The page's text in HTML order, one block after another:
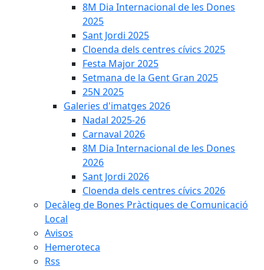
8M Dia Internacional de les Dones
2025
Sant Jordi 2025
Cloenda dels centres cívics 2025
Festa Major 2025
Setmana de la Gent Gran 2025
25N 2025
Galeries d'imatges 2026
Nadal 2025-26
Carnaval 2026
8M Dia Internacional de les Dones
2026
Sant Jordi 2026
Cloenda dels centres cívics 2026
Decàleg de Bones Pràctiques de Comunicació
Local
Avisos
Hemeroteca
Rss